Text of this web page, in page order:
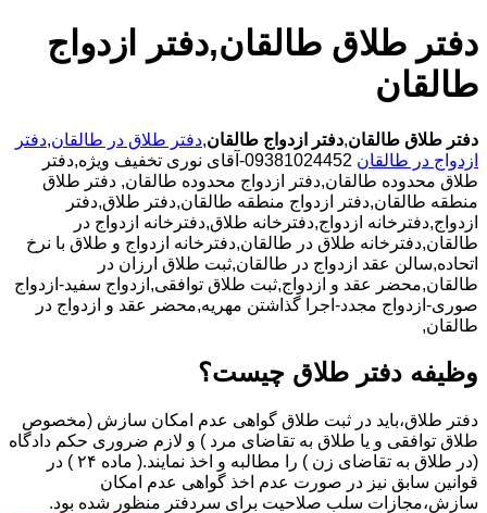
دفتر طلاق طالقان,دفتر ازدواج
طالقان
دفتر طلاق طالقان,دفتر ازدواج طالقان,دفتر طلاق در طالقان,دفتر
ازدواج در طالقان
09381024452-آقای نوری تخفیف ویژه,دفتر
طلاق محدوده طالقان,دفتر ازدواج محدوده طالقان, دفتر طلاق
منطقه طالقان,دفتر ازدواج منطقه طالقان,دفتر طلاق,دفتر
ازدواج,دفترخانه ازدواج,دفترخانه طلاق,دفترخانه ازدواج در
طالقان,دفترخانه طلاق در طالقان,دفترخانه ازدواج و طلاق با نرخ
اتحاده,سالن عقد ازدواج در طالقان,ثبت طلاق ارزان در
طالقان,محضر عقد و ازدواج,ثبت طلاق توافقی,ازدواج سفید-ازدواج
صوری-ازدواج مجدد-اجرا گذاشتن مهریه,محضر عقد و ازدواج در
طالقان,
وظیفه دفتر طلاق چیست؟
دفتر طلاق،باید در ثبت طلاق گواهی عدم امکان سازش (مخصوص
طلاق توافقی و یا طلاق به تقاضای مرد ) و لازم ضروری حکم دادگاه
(در طلاق به تقاضای زن ) را مطالبه و اخذ نمایند.( ماده ۲۴ ) در
قوانین سابق نیز در صورت عدم اخذ گواهی عدم امکان
سازش،مجازات سلب صلاحیت برای سردفتر منظور شده بود.